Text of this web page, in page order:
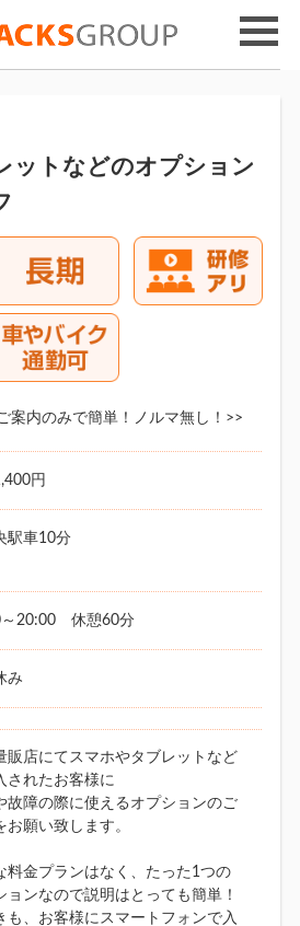
ットなどのオプション
案内のみで簡単！ノルマ無し！>>
円
駅車10分
～20:00 休憩60分
み
販店にてスマホやタブレットなど
されたお客様に
故障の際に使えるオプションのご
お願い致します。
料金プランはなく、たった1つの
ョンなので説明はとっても簡単！
も、お客様にスマートフォンで入